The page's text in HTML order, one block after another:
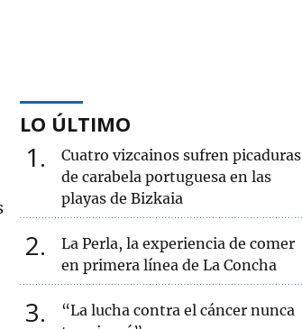
LO ÚLTIMO
1
Cuatro vizcainos sufren picaduras
de carabela portuguesa en las
playas de Bizkaia
2
La Perla, la experiencia de comer
en primera línea de La Concha
3
“La lucha contra el cáncer nunca